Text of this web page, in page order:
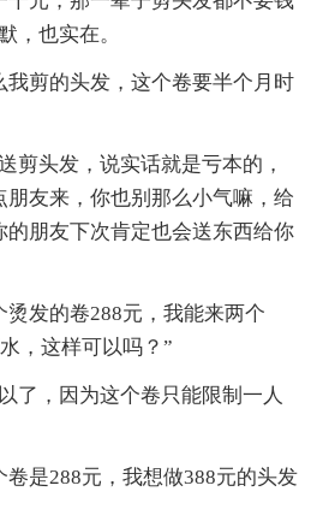
，也实在。
剪的头发，这个卷要半个月时
头发，说实话就是亏本的，
友来，你也别那么小气嘛，给
的朋友下次肯定也会送东西给你
发的卷288元，我能来两个
，这样可以吗？”
，因为这个卷只能限制一人
是288元，我想做388元的头发